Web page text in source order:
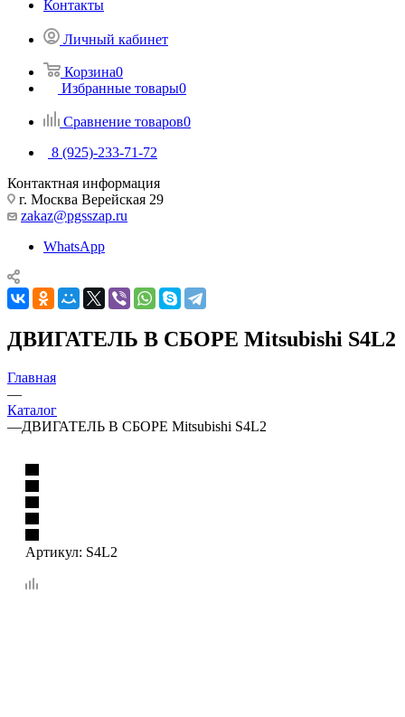
Контакты
Личный кабинет
Корзина0
Избранные товары0
Сравнение товаров0
8 (925)-233-71-72
Контактная информация
г. Москва Верейская 29
zakaz@pgsszap.ru
WhatsApp
ДВИГАТЕЛЬ В СБОРЕ Mitsubishi S4L2
Главная
—
Каталог
—ДВИГАТЕЛЬ В СБОРЕ Mitsubishi S4L2
Артикул: S4L2